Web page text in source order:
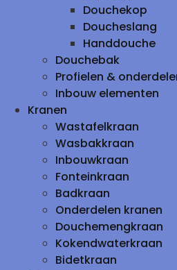
Douchekop
Doucheslang
Handdouche
Douchebak
Profielen &
Inbouw elementen
Kranen
Wastafelkraan
Wasbakkraan
Inbouwkraan
Fonteinkraan
Badkraan
Onderdelen kranen
Douchemengkraan
Kokendwaterkraan
Bidetkraan